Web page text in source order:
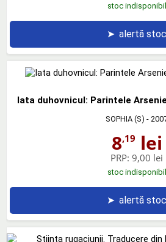
stoc indisponibil
➤ alertă stoc
Iata duhovnicul: Parintele
SOPHIA (S) -
8,19 lei
PRP: 9,00 lei
stoc indisponibil
➤ alertă stoc